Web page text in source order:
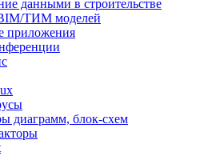
данными в строительстве
ТИМ моделей
диаграмм, блок-схем